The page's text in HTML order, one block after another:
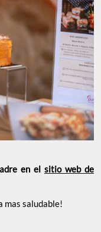
en el sitio web de
mas saludable!